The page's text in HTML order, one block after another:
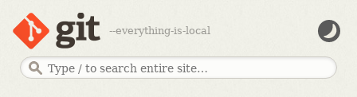
--everything-is-local